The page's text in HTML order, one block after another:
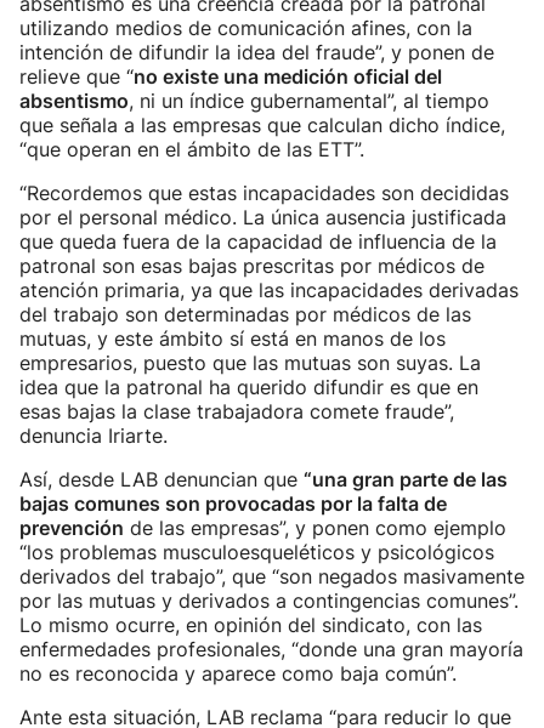
utilizando medios de comunicación afines, con la
intención de difundir la idea del fraude”, y ponen de
relieve que “no existe una medición oficial del
absentismo, ni un índice gubernamental”, al tiempo
que señala a las empresas que calculan dicho índice,
“que operan en el ámbito de las ETT”.
“Recordemos que estas incapacidades son decididas
por el personal médico. La única ausencia justificada
que queda fuera de la capacidad de influencia de la
patronal son esas bajas prescritas por médicos de
atención primaria, ya que las incapacidades derivadas
del trabajo son determinadas por médicos de las
mutuas, y este ámbito sí está en manos de los
empresarios, puesto que las mutuas son suyas. La
idea que la patronal ha querido difundir es que en
esas bajas la clase trabajadora comete fraude”,
denuncia Iriarte.
Así, desde LAB denuncian que “una gran parte de las
bajas comunes son provocadas por la falta de
prevención de las empresas”, y ponen como ejemplo
“los problemas musculoesqueléticos y psicológicos
derivados del trabajo”, que “son negados masivamente
por las mutuas y derivados a contingencias comunes”.
Lo mismo ocurre, en opinión del sindicato, con las
enfermedades profesionales, “donde una gran mayoría
no es reconocida y aparece como baja común”.
Ante esta situación, LAB reclama “para reducir lo que